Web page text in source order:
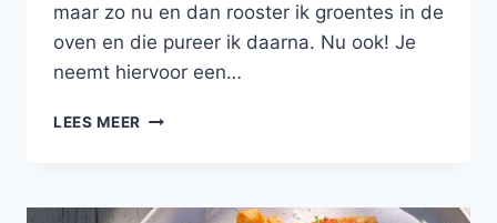
maar zo nu en dan rooster ik groentes in de
oven en die pureer ik daarna. Nu ook! Je
neemt hiervoor een…
LEES MEER MACARONI
EN